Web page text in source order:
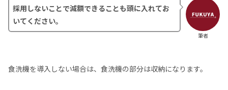
筆者
採用しないことで減額できることも頭に入れてお
いてください。
食洗機を導入しない場合は、食洗機の部分は収納になります。